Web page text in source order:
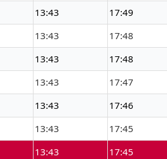
13:43 17:49
13:43 17:48
13:43 17:48
13:43 17:47
13:43 17:46
13:43 17:45
13:43 17:45